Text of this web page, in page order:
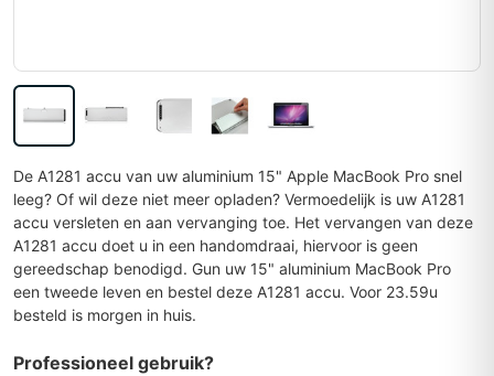
De A1281 accu van uw aluminium 15" Apple MacBook Pro snel
leeg? Of wil deze niet meer opladen? Vermoedelijk is uw A1281
accu versleten en aan vervanging toe. Het vervangen van deze
A1281 accu doet u in een handomdraai, hiervoor is geen
gereedschap benodigd. Gun uw 15" aluminium MacBook Pro
een tweede leven en bestel deze A1281 accu. Voor 23.59u
besteld is morgen in huis.
Professioneel gebruik?